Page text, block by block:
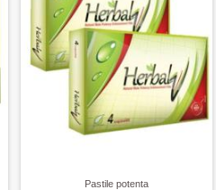
Pastile potenta